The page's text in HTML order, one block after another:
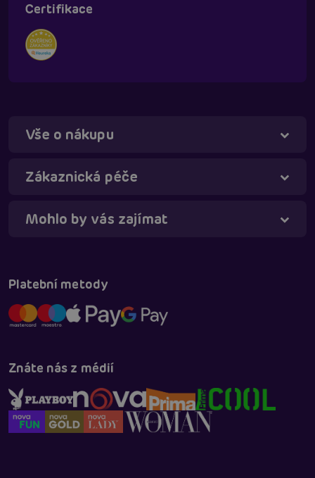
Certifikace
Vše o nákupu
Zákaznická péče
Mohlo by vás zajímat
Platební metody
Znáte nás z médií
Táňa - virtuální asistentka